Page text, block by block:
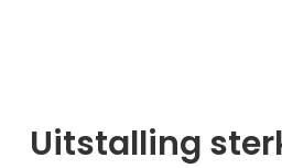
Uitstalling